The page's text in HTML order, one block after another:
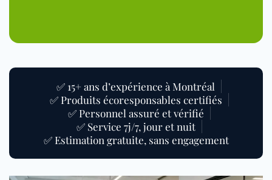
✅ 15+ ans d’expérience à Montréal
✅ Produits écoresponsables certifiés
✅ Personnel assuré et vérifié
✅ Service 7j/7, jour et nuit
✅ Estimation gratuite, sans engagement